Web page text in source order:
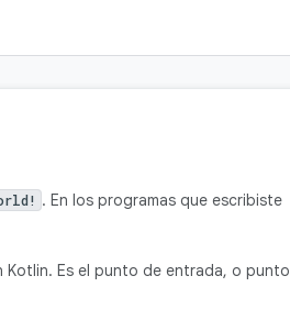
. En los programas que escribiste
Es el punto de entrada, o punto